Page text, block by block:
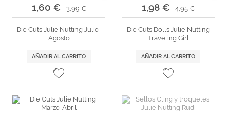
1,60 € 3,99 €
Die Cuts Julie Nutting Julio-
Agosto
AÑADIR AL CARRITO
1,98 € 4,95 €
Die Cuts Dolls Julie Nutting
Traveling Girl
AÑADIR AL CARRITO